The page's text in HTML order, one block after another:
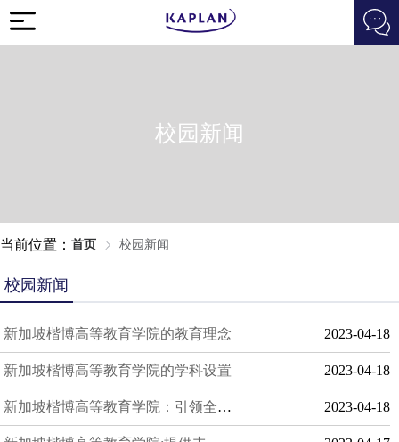
校园新闻
当前位置： 首页 校园新闻
校园新闻
新加坡楷博高等教育学院的教育理念 2023-04-18
新加坡楷博高等教育学院的学科设置 2023-04-18
新加坡楷博高等教育学院：引领全球终身学习的潮流 2023-04-18